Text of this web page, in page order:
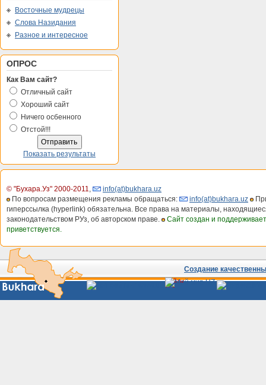
Восточные мудрецы
Слова Назидания
Разное и интересное
ОПРОС
Как Вам сайт?
Отличный сайт
Хороший сайт
Ничего осбенного
Отстой!!!
Показать результаты
© "Бухара.Уз" 2000-2011,
info(at)bukhara.uz
По вопросам размещения рекламы обращаться:
info(at)bukhara.uz
гиперссылка (hyperlink) обязательна. Все права на материалы,
законодательством РУз, об авторском праве.
Сайт создан и
приветствуется.
Создание
Сайты
Узбекистана